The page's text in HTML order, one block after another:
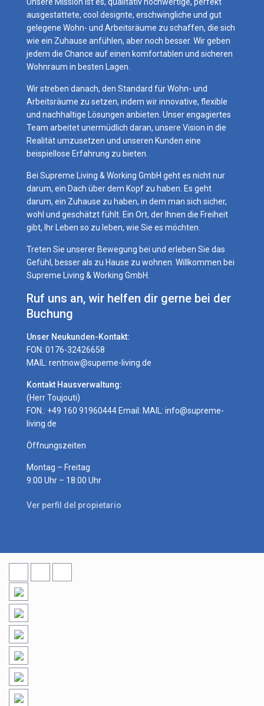
ausgestattete, cool designte, erschwingliche und gut
gelegene Wohn- und Arbeitsräume zu schaffen, die sich
wie ein Zuhause anfühlen, aber noch besser. Wir geben
jedem die Chance auf einen komfortablen und sicheren
Wohnraum in besten Lagen.
Wir streben danach, den Standard für Wohn- und
Arbeitsräume zu setzen, indem wir innovative, flexible
und nachhaltige Lösungen anbieten. Unser engagiertes
Team arbeitet unermüdlich daran, unsere Vision in die
Realität umzusetzen und unseren Kunden eine
beispiellose Erfahrung zu bieten.
Bei Supreme Living & Working GmbH geht es nicht nur
darum, ein Dach über dem Kopf zu haben. Es geht
darum, ein Zuhause zu haben, in dem man sich sicher,
wohl und geschätzt fühlt. Ein Ort, der Ihnen die Freiheit
gibt, Ihr Leben so zu leben, wie Sie es möchten.
Treten Sie unserer Bewegung bei und erleben Sie das
Gefühl, besser als zu Hause zu wohnen. Willkommen bei
Supreme Living & Working GmbH.
Ruf uns an, wir helfen dir gerne bei der
Buchung
Unser Neukunden-Kontakt:
FON: 0176-32426658
MAIL: rentnow@supeme-living.de
Kontakt Hausverwaltung:
(Herr Toujouti)
FON.: +49 160 91960444 Email: MAIL:info@supreme-
living.de
Öffnungszeiten
Montag – Freitag
9:00 Uhr – 18:00 Uhr
Ver perfil del propietario